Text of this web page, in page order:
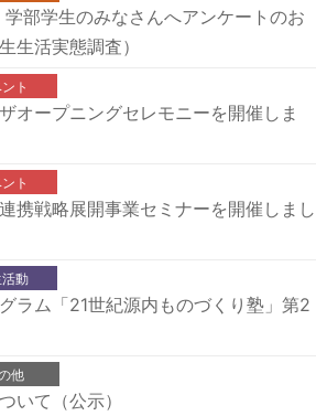
部学生のみなさんへアンケートのお
生活実態調査）
ト
オープニングセレモニーを開催しま
ト
携戦略展開事業セミナーを開催しまし
動
ラム「21世紀源内ものづくり塾」第2
他
いて（公示）